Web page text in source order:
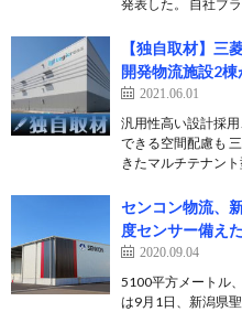
発表した。 自社ブ
【独自取材】三
開発物流施設2
2021.06.01
汎用性高い設計採
できる空間配慮も
きたマルチテナン
センコン物流、
度センサー備え
2020.09.04
5100平方メートル
は9月1日、新潟県